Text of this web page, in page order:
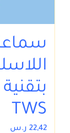
TWS
22,42 ر.س